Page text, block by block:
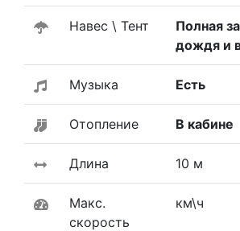
Навес \ Тент
Полная
дождя и
Музыка Есть
Отопление В кабине
Длина 10 м
Макс.
скорость
км\ч